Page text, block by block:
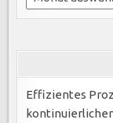
Effizientes